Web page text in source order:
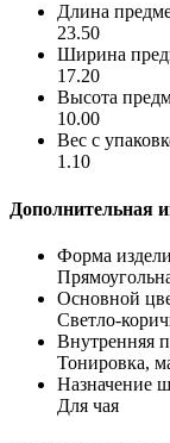
Длина
23.50
Ширина
17.20
Высота
10.00
Вес с
1.10
Дополнительная
Форма
Основной
Светло-
Внутренняя
Тонировка,
Назначение
Для чая